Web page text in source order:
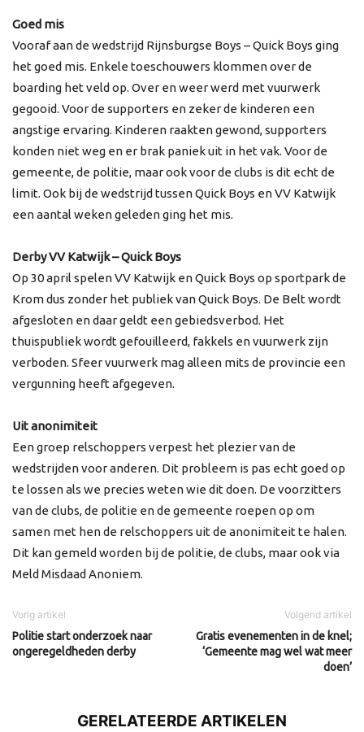
Goed mis
Vooraf aan de wedstrijd Rijnsburgse Boys – Quick Boys ging
het goed mis. Enkele toeschouwers klommen over de
boarding het veld op. Over en weer werd met vuurwerk
gegooid. Voor de supporters en zeker de kinderen een
angstige ervaring. Kinderen raakten gewond, supporters
konden niet weg en er brak paniek uit in het vak. Voor de
gemeente, de politie, maar ook voor de clubs is dit echt de
limit. Ook bij de wedstrijd tussen Quick Boys en VV Katwijk
een aantal weken geleden ging het mis.
Derby VV Katwijk – Quick Boys
Op 30 april spelen VV Katwijk en Quick Boys op sportpark de
Krom dus zonder het publiek van Quick Boys. De Belt wordt
afgesloten en daar geldt een gebiedsverbod. Het
thuispubliek wordt gefouilleerd, fakkels en vuurwerk zijn
verboden. Sfeer vuurwerk mag alleen mits de provincie een
vergunning heeft afgegeven.
Uit anonimiteit
Een groep relschoppers verpest het plezier van de
wedstrijden voor anderen. Dit probleem is pas echt goed op
te lossen als we precies weten wie dit doen. De voorzitters
van de clubs, de politie en de gemeente roepen op om
samen met hen de relschoppers uit de anonimiteit te halen.
Dit kan gemeld worden bij de politie, de clubs, maar ook via
Meld Misdaad Anoniem.
Vorig artikel
Politie start onderzoek naar
ongeregeldheden derby
Volgend artikel
Gratis evenementen in de knel;
‘Gemeente mag wel wat meer
doen’
GERELATEERDE ARTIKELEN